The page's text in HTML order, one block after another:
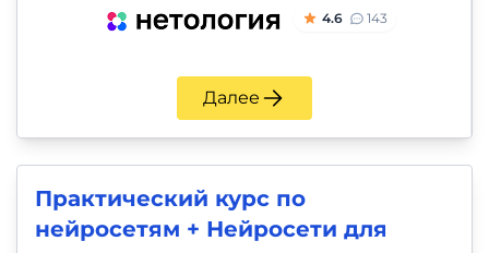
4.6 143
Далее
Практический курс по
нейросетям + Нейросети для